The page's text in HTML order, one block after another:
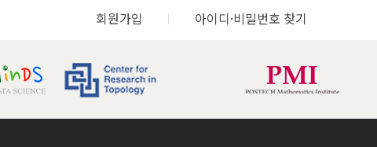
회원가입 아이디·비밀번호 찾기